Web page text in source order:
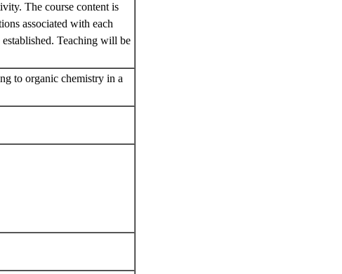
The course content is
associated with each
Teaching will be
to organic chemistry in a